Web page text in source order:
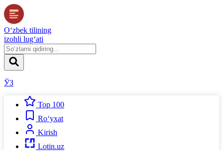
O‘zbek tilining
izohli lug‘ati
ЎЗ
Top 100
Ro‘yxat
Kirish
Lotin.uz